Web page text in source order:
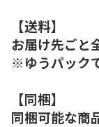
【送料】
お届け先ごと
※ゆうパック
【同梱】
同梱可能な商